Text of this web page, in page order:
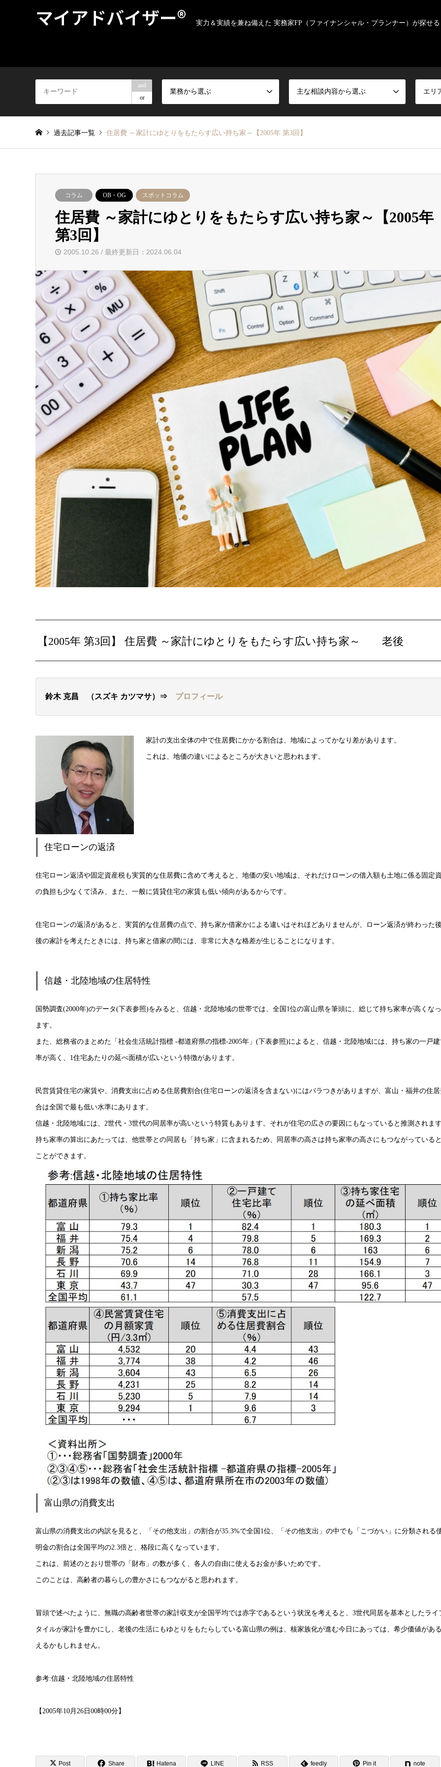
マイアドバイザー® 実力＆実績を兼ね備えた 実務家FP（ファイナンシャル・プランナー）が探せ
and
or
業務から選ぶ 主な相談内容から選ぶ エリ
過去記事一覧 住居費 ～家計にゆとりをもたらす広い持ち家～【2005年 第3回】
コラム OB・OG スポットコラム
住居費 ～家計にゆとりをもたらす広い持ち家～【2005年
第3回】
2005.10.26 / 最終更新日：2024.06.04
【2005年 第3回】 住居費 ～家計にゆとりをもたらす広い持ち家～ 老後
鈴木 克昌 （スズキ カツマサ）⇒ プロフィール
家計の支出全体の中で住居費にかかる割合は、地域によってかなり差があります。
これは、地価の違いによるところが大きいと思われます。
住宅ローンの返済
住宅ローン返済や固定資産税も実質的な住居費に含めて考えると、地価の安い地域は、それだけローンの借入額も土地に係る固定
の負担も少なくて済み、また、一般に賃貸住宅の家賃も低い傾向があるからです。
住宅ローンの返済があると、実質的な住居費の点で、持ち家か借家かによる違いはそれほどありませんが、ローン返済が終わった
後の家計を考えたときには、持ち家と借家の間には、非常に大きな格差が生じることになります。
信越・北陸地域の住居特性
国勢調査(2000年)のデータ(下表参照)をみると、信越・北陸地域の世帯では、全国1位の富山県を筆頭に、総じて持ち家率が高くな
ます。
また、総務省のまとめた「社会生活統計指標 -都道府県の指標-2005年」(下表参照)によると、信越・北陸地域には、持ち家の一戸
率が高く、1住宅あたりの延べ面積が広いという特徴があります。
民営賃貸住宅の家賃や、消費支出に占める住居費割合(住宅ローンの返済を含まない)にはバラつきがありますが、富山・福井の住
合は全国で最も低い水準にあります。
信越・北陸地域には、2世代・3世代の同居率が高いという特質もあります。それが住宅の広さの要因にもなっていると推測されま
持ち家率の算出にあたっては、他世帯との同居も「持ち家」に含まれるため、同居率の高さは持ち家率の高さにもつながっている
ことができます。
富山県の消費支出
富山県の消費支出の内訳を見ると、「その他支出」の割合が35.3%で全国1位、「その他支出」の中でも「こづかい」に分類される
明金の割合は全国平均の2.3倍と、格段に高くなっています。
これは、前述のとおり世帯の「財布」の数が多く、各人の自由に使えるお金が多いためです。
このことは、高齢者の暮らしの豊かさにもつながると思われます。
冒頭で述べたように、無職の高齢者世帯の家計収支が全国平均では赤字であるという状況を考えると、3世代同居を基本としたライ
タイルが家計を豊かにし、老後の生活にもゆとりをもたらしている富山県の例は、核家族化が進む今日にあっては、希少価値があ
えるかもしれません。
参考:信越・北陸地域の住居特性
【2005年10月26日00時00分】
Post Share Hatena LINE RSS feedly Pin it note